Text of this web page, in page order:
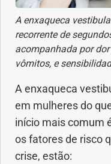
A enxaqueca
recorrente de
acompanhada por
vômitos, e
A enxaqueca
em mulheres do
início mais comum
os fatores de risco
crise, estão: